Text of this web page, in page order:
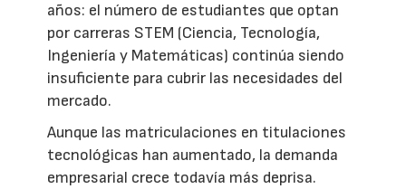
años: el número de estudiantes que optan
por carreras STEM (Ciencia, Tecnología,
Ingeniería y Matemáticas) continúa siendo
insuficiente para cubrir las necesidades del
mercado.
Aunque las matriculaciones en titulaciones
tecnológicas han aumentado, la demanda
empresarial crece todavía más deprisa.